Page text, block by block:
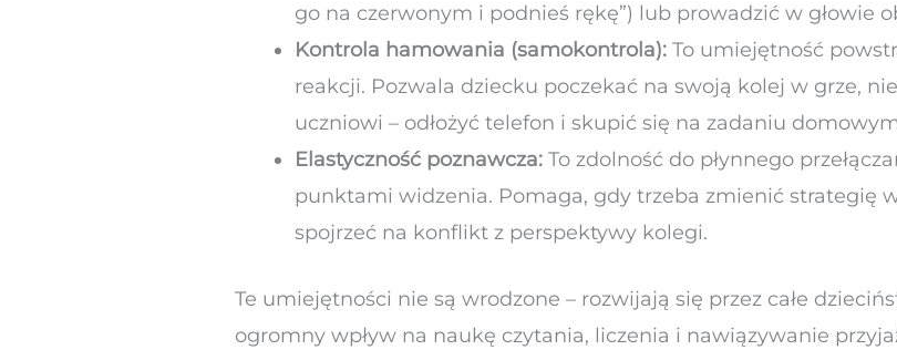
go na czerwonym i podnieś rękę”) lub prowadzić w głowie
Kontrola hamowania (samokontrola): To umiejętność
reakcji. Pozwala dziecku poczekać na swoją kolej w grze,
uczniowi – odłożyć telefon i skupić się na zadaniu
Elastyczność poznawcza: To zdolność do płynnego
punktami widzenia. Pomaga, gdy trzeba zmienić strategię
spojrzeć na konflikt z perspektywy kolegi.
Te umiejętności nie są wrodzone – rozwijają się przez całe
ogromny wpływ na naukę czytania, liczenia i nawiązywanie